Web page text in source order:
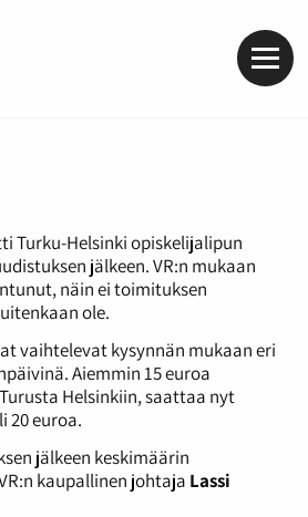
Turku-Helsinki opiskelijalipun
jälkeen. VR:n mukaan
näin ei toimituksen
ole.
vaihtelevat kysynnän mukaan eri
Aiemmin 15 euroa
Helsinkiin, saattaa nyt
20 euroa.
jälkeen keskimäärin
kaupallinen johtaja Lassi